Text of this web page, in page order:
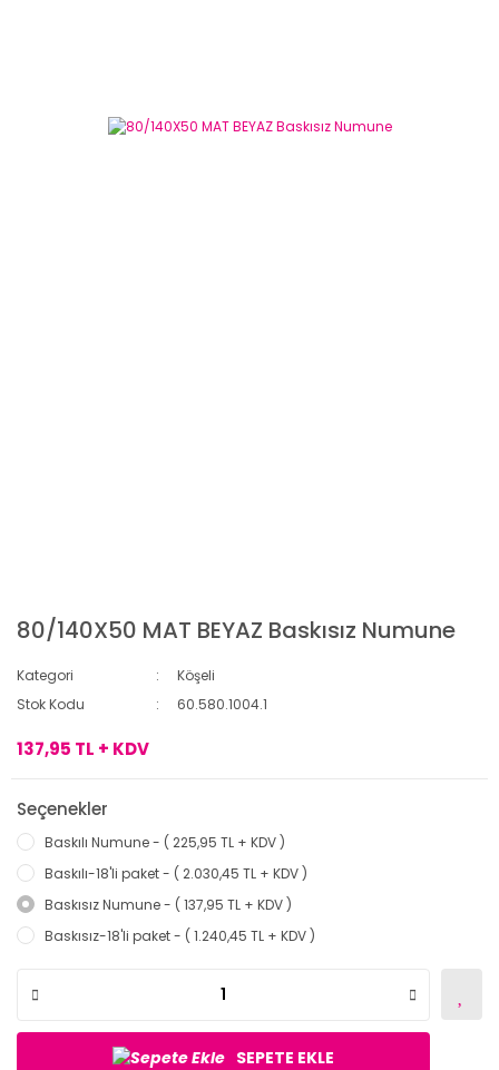
80/140X50 MAT BEYAZ Baskısız Numune
Kategori
Köşeli
Stok Kodu
60.580.1004.1
137,95 TL + KDV
Seçenekler
Baskılı Numune - ( 225,95 TL + KDV )
Baskılı-18'li paket - ( 2.030,45 TL + KDV )
Baskısız Numune - ( 137,95 TL + KDV )
Baskısız-18'li paket - ( 1.240,45 TL + KDV )
SEPETE EKLE